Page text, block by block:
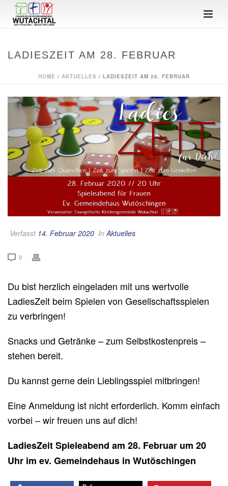
LADIESZEIT AM 28. FEBRUAR
HOME / AKTUELLES / LADIESZEIT AM 28. FEBRUAR
Verfasst 14. Februar 2020 InAktuelles
0
Du bist herzlich eingeladen mit uns wertvolle
LadiesZeit beim Spielen von Gesellschaftsspielen
zu verbringen!
Snacks und Getränke – zum Selbstkostenpreis –
stehen bereit.
Du kannst gerne dein Lieblingsspiel mitbringen!
Eine Anmeldung ist nicht erforderlich. Komm einfach
vorbei – wir freuen uns auf dich!
LadiesZeit Spieleabend am 28. Februar um 20
Uhr im ev. Gemeindehaus in Wutöschingen